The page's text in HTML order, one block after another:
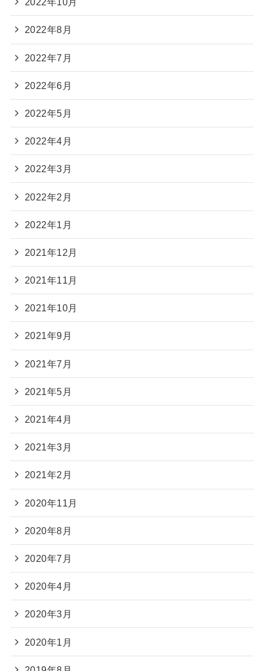
2022年8月
2022年7月
2022年6月
2022年5月
2022年4月
2022年3月
2022年2月
2022年1月
2021年12月
2021年11月
2021年10月
2021年9月
2021年7月
2021年5月
2021年4月
2021年3月
2021年2月
2020年11月
2020年8月
2020年7月
2020年4月
2020年3月
2020年1月